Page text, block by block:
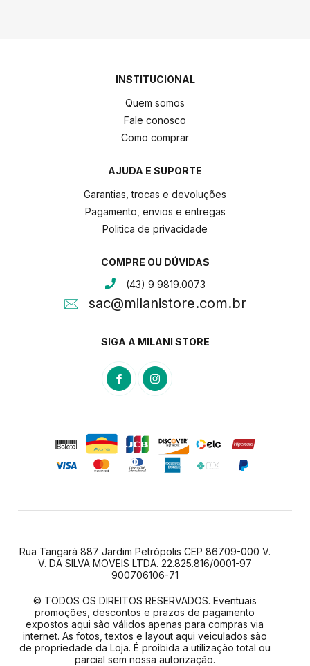
INSTITUCIONAL
Quem somos
Fale conosco
Como comprar
AJUDA E SUPORTE
Garantias, trocas e devoluções
Pagamento, envios e entregas
Politica de privacidade
COMPRE OU DÚVIDAS
(43) 9 9819.0073
sac@milanistore.com.br
SIGA A MILANI STORE
Rua Tangará 887 Jardim Petrópolis CEP 86709-000 V.
V. DA SILVA MOVEIS LTDA. 22.825.816/0001-97
900706106-71
© TODOS OS DIREITOS RESERVADOS. Eventuais
promoções, descontos e prazos de pagamento
expostos aqui são válidos apenas para compras via
internet. As fotos, textos e layout aqui veiculados são
de propriedade da Loja. É proibida a utilização total ou
parcial sem nossa autorização.